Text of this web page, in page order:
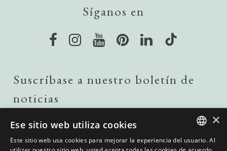
Síganos en
Suscríbase a nuestro boletín de
noticias
Me gustaría recibir actualizaciones sobre propiedades deENGLISH
×
Ese sitio web utiliza cookies
Este sitio web usa cookies para mejorar la experiencia del usuario. Al